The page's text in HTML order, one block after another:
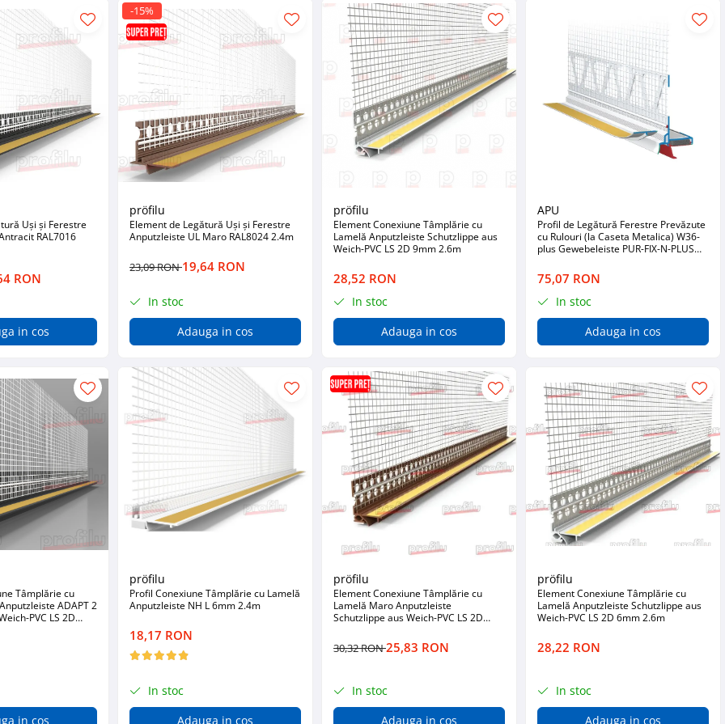
Uși și Ferestre
RAL7016
RON
in cos
-15%
pröfilu
Element de Legătură Uși și Ferestre
Anputzleiste UL Maro RAL8024 2.4m
23,09 RON19,64 RON
In stoc
Adauga in cos
pröfilu
Element Conexiune Tâmplărie cu
Lamelă Anputzleiste Schutzlippe aus
Weich-PVC LS 2D 9mm 2.6m
28,52 RON
In stoc
Adauga in cos
APU
Profil de Legătură Ferestre Prevăzute
cu Rulouri (la Caseta Metalica) W36-
plus Gewebeleiste PUR-FIX-N-PLUS
75,07 RON
In stoc
Adauga in cos
Tâmplărie cu
ADAPT 2
PVC LS 2D
in cos
pröfilu
Profil Conexiune Tâmplărie cu Lamelă
Anputzleiste NH L 6mm 2.4m
18,17 RON
In stoc
Adauga in cos
pröfilu
Element Conexiune Tâmplărie cu
Lamelă Maro Anputzleiste
Schutzlippe aus Weich-PVC LS 2D
30,32 RON25,83 RON
In stoc
Adauga in cos
pröfilu
Element Conexiune Tâmplărie cu
Lamelă Anputzleiste Schutzlippe aus
Weich-PVC LS 2D 6mm 2.6m
28,22 RON
In stoc
Adauga in cos